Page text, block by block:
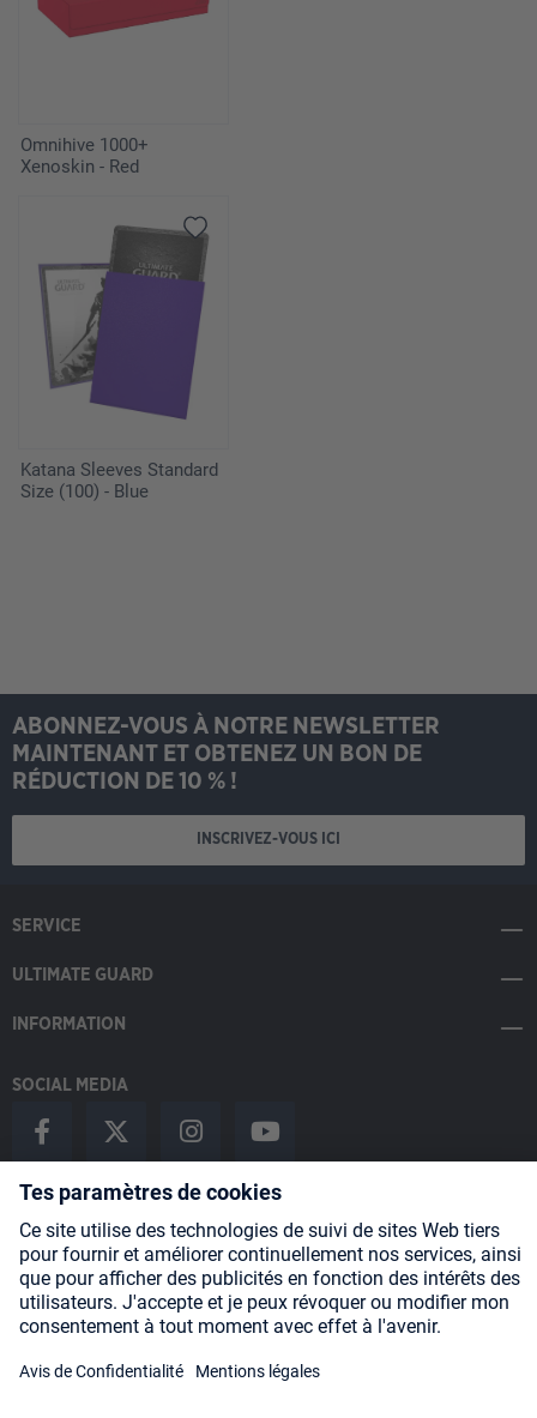
Omnihive 1000+
Xenoskin - Red
Katana Sleeves Standard
Size (100) - Blue
ABONNEZ-VOUS À NOTRE NEWSLETTER
MAINTENANT ET OBTENEZ UN BON DE
RÉDUCTION DE 10 % !
INSCRIVEZ-VOUS ICI
SERVICE
ULTIMATE GUARD
INFORMATION
SOCIAL MEDIA
Payment Methods
Shipping